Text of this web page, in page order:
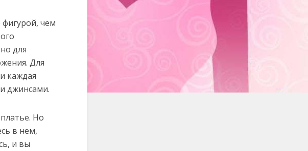
чем
для
Для
каждая
джинсами.
Но
в нем,
и вы